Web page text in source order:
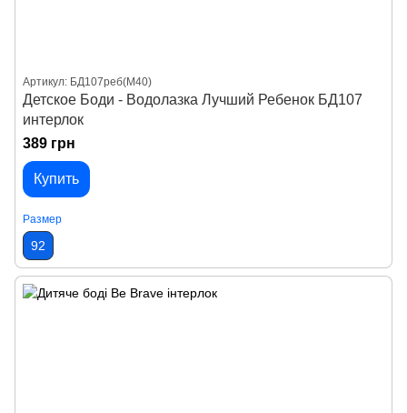
Артикул: БД107реб(М40)
Детское Боди - Водолазка Лучший Ребенок БД107
интерлок
389 грн
Купить
Размер
92